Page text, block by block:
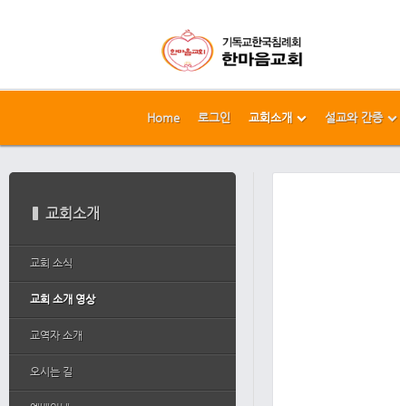
메뉴 건너뛰기
Home 로그인 교회소개 설교와 간증
본문시작
교회소개
교회 소식
교회 소개 영상
교역자 소개
오시는 길